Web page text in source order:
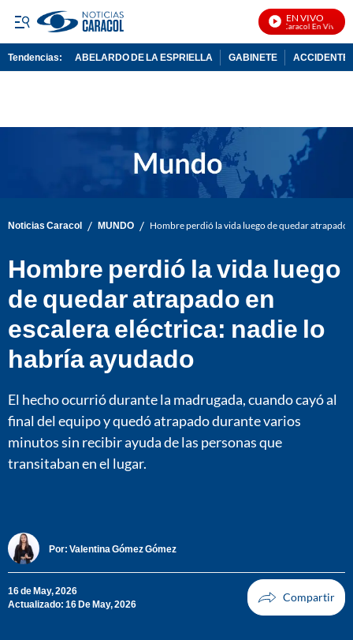
EN VIVO
Noticias Caracol En Vivo
Tendencias: ABELARDO DE LA ESPRIELLA GABINETE ACCIDENTE
Noticias Caracol / MUNDO / Hombre perdió la vida luego de quedar atrapado
Hombre perdió la vida luego
de quedar atrapado en
escalera eléctrica: nadie lo
habría ayudado
El hecho ocurrió durante la madrugada, cuando cayó al
final del equipo y quedó atrapado durante varios
minutos sin recibir ayuda de las personas que
transitaban en el lugar.
Por: Valentina Gómez Gómez
16 de May, 2026
Actualizado: 16 De May, 2026